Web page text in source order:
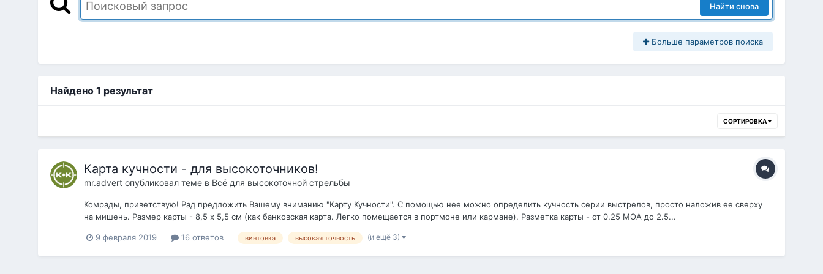
Найти снова
Больше параметров поиска
Найдено 1 результат
СОРТИРОВКА
Карта кучности - для высокоточников!
mr.advert опубликовал теме в Всё для высокоточной стрельбы
Комрады, приветствую! Рад предложить Вашему вниманию "Карту Кучности". С помощью нее можно определить кучность серии выстрелов, просто наложив ее сверху
на мишень. Размер карты - 8,5 х 5,5 см (как банковская карта. Легко помещается в портмоне или кармане). Разметка карты - от 0.25 МОА до 2.5...
9 февраля 2019 16 ответов винтовка высокая точность (и ещё 3)